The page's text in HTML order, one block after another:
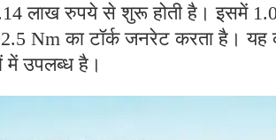
लाख रुपये से शुरू होती है। इसमें
Nm का टॉर्क जनरेट करता है।
में उपलब्ध है।